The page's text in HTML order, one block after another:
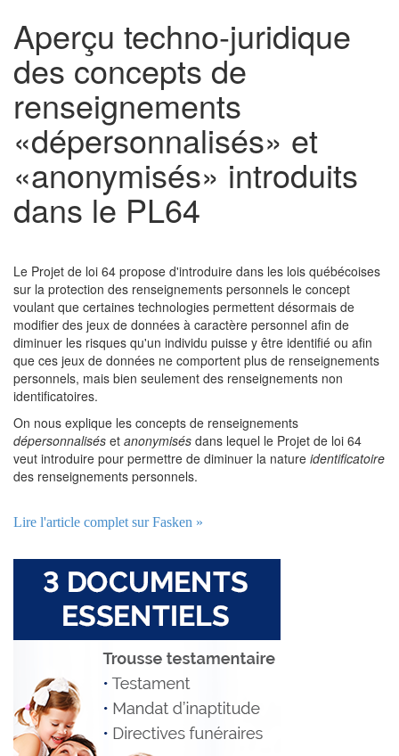
Aperçu techno-juridique
des concepts de
renseignements
«dépersonnalisés» et
«anonymisés» introduits
dans le PL64
Le Projet de loi 64 propose d'introduire dans les lois québécoises
sur la protection des renseignements personnels le concept
voulant que certaines technologies permettent désormais de
modifier des jeux de données à caractère personnel afin de
diminuer les risques qu'un individu puisse y être identifié ou afin
que ces jeux de données ne comportent plus de renseignements
personnels, mais bien seulement des renseignements non
identificatoires.
On nous explique les concepts de renseignements
dépersonnalisés et anonymisés dans lequel le Projet de loi 64
veut introduire pour permettre de diminuer la nature identificatoire
des renseignements personnels.
Lire l'article complet sur Fasken »